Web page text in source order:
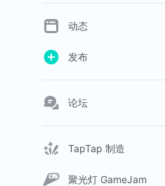
动态
发布
论坛
TapTap 制造
聚光灯 GameJam